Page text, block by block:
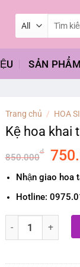
Tìm
SẢN PHẨM
Trang chủ / HOA
Kệ hoa khai
850.000₫
Nhận giao hoa
Hotline:
Kệ hoa khai